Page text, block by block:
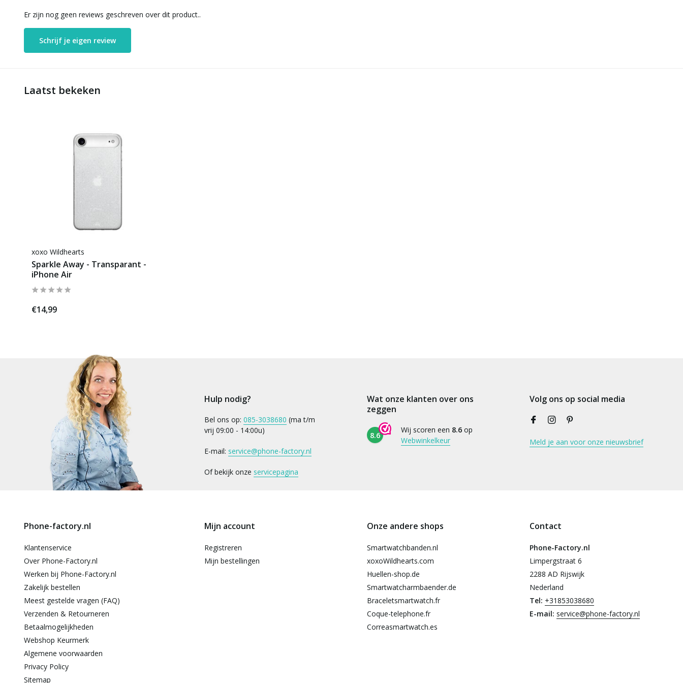
Er zijn nog geen reviews geschreven over dit product..
Schrijf je eigen review
Laatst bekeken
xoxo Wildhearts
Sparkle Away - Transparant -
iPhone Air
€14,99
Hulp nodig?
Bel ons op: 085-3038680 (ma t/m
vrij 09:00 - 14:00u)
E-mail: service@phone-factory.nl
Of bekijk onze servicepagina
Wat onze klanten over ons
zeggen
8.6
Wij scoren een 8.6 op
Webwinkelkeur
Volg ons op social media
Meld je aan voor onze nieuwsbrief
Phone-factory.nl
Klantenservice
Over Phone-Factory.nl
Werken bij Phone-Factory.nl
Zakelijk bestellen
Meest gestelde vragen (FAQ)
Verzenden & Retourneren
Betaalmogelijkheden
Webshop Keurmerk
Algemene voorwaarden
Privacy Policy
Sitemap
Mijn account
Registreren
Mijn bestellingen
Onze andere shops
Smartwatchbanden.nl
xoxoWildhearts.com
Huellen-shop.de
Smartwatcharmbaender.de
Braceletsmartwatch.fr
Coque-telephone.fr
Correasmartwatch.es
Contact
Phone-Factory.nl
Limpergstraat 6
2288 AD Rijswijk
Nederland
Tel: +31853038680
E-mail: service@phone-factory.nl